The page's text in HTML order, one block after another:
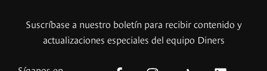
Suscríbase a nuestro boletín para recibir contenido y
actualizaciones especiales del equipo Diners